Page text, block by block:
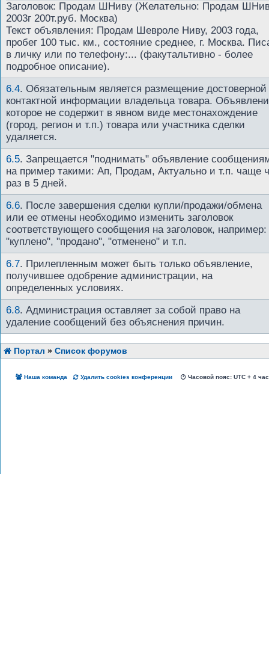
Заголовок: Продам ШНиву (Желательно: Продам
2003г 200т.руб. Москва)
Текст объявления: Продам Шевроле Ниву, 2003 года,
пробег 100 тыс. км., состояние среднее, г. Москва.
в личку или по телефону:... (факутальтивно - более
подробное описание).
6.4. Обязательным является размещение достоверной
контактной информации владельца товара.
которое не содержит в явном виде местонахождение
(город, регион и т.п.) товара или участника сделки
удаляется.
6.5. Запрещается "поднимать" объявление
на пример такими: Ап, Продам, Актуально и т.п. чаще
раз в 5 дней.
6.6. После завершения сделки купли/продажи/обмена
или ее отмены необходимо изменить заголовок
соответствующего сообщения на заголовок, например:
"куплено", "продано", "отменено" и т.п.
6.7. Прилепленным может быть только объявление,
получившее одобрение администрации, на
определенных условиях.
6.8. Администрация оставляет за собой право на
удаление сообщений без объяснения причин.
Портал » Список форумов
Наша команда Удалить cookies конференции Часовой пояс: UTC + 4